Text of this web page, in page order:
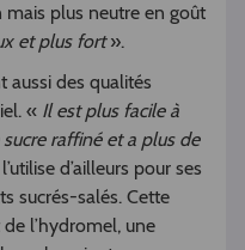
mais plus neutre en goût
et plus fort».
aussi des qualités
« Il est plus facile à
raffiné et a plus de
d’ailleurs pour ses
sucrés-salés. Cette
l’hydromel, une